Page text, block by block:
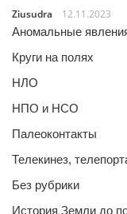
Ziusudra
12.11.2023
Аномальные
Круги на полях
НЛО
НПО и НСО
Палеоконтакты
Телекинез,
Без рубрики
История Земли до